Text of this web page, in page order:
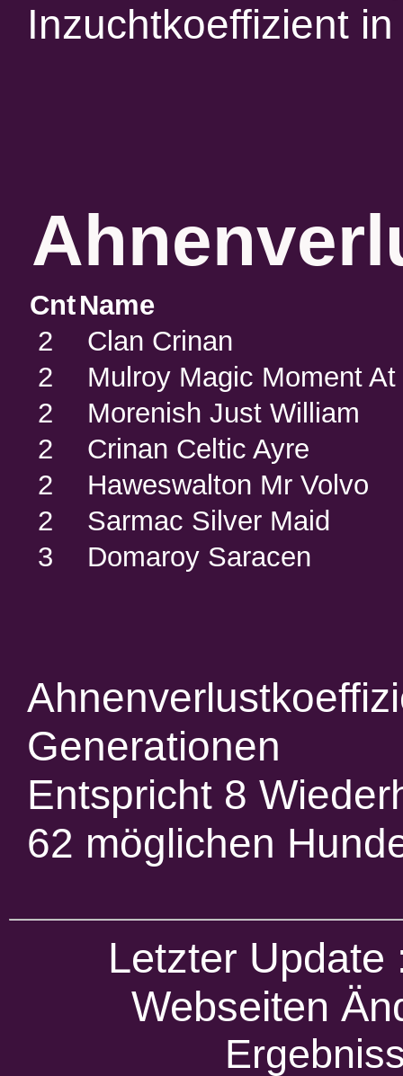
Inzuchtkoeffizient
CntName
2
Clan Crinan
2
Mulroy Magic Moment
2
Morenish Just William
2
Crinan Celtic Ayre
2
Haweswalton Mr Volvo
2
Sarmac Silver Maid
3
Domaroy Saracen
Generationen
Entspricht 8
62 möglichen
Letzter
Webseiten